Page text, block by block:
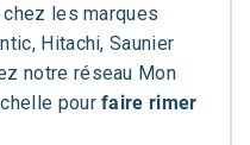
les marques
Hitachi, Saunier
notre réseau Mon
pourfaire rimer